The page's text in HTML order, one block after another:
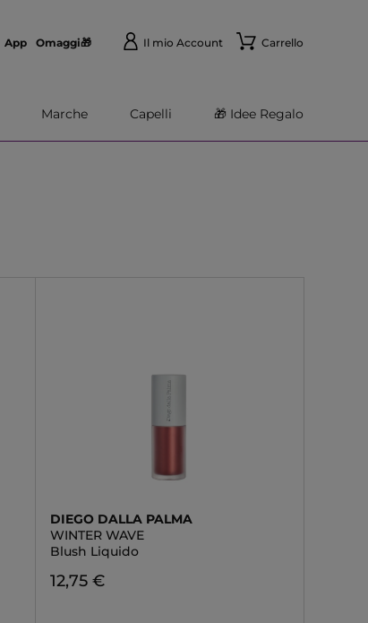
App Omaggi🎁 Il mio Account Carrello
Marche Capelli 🎁 Idee Regalo
DIEGO DALLA PALMA
WINTER WAVE
Blush Liquido
12,75 €